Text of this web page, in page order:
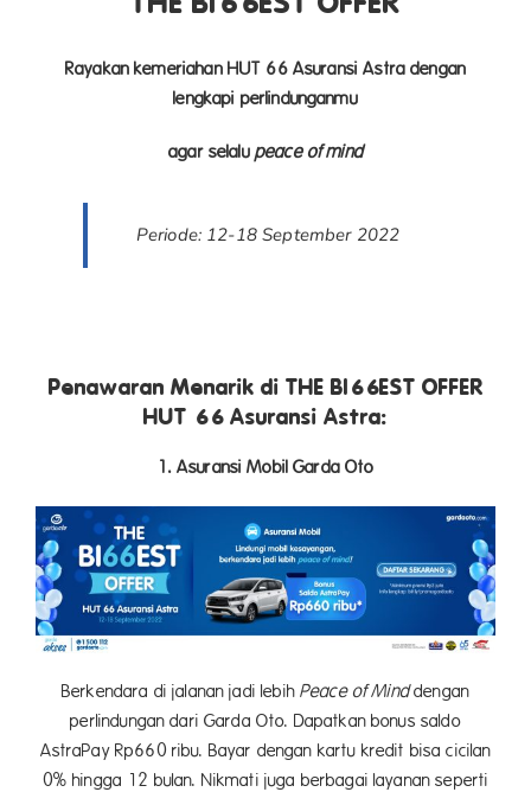
Rayakan kemeriahan HUT 66 Asuransi Astra dengan
lengkapi perlindunganmu
agar selalu peace of mind
Periode: 12-18 September 2022
Penawaran Menarik di THE BI66EST OFFER
HUT 66 Asuransi Astra:
1. Asuransi Mobil Garda Oto
Berkendara di jalanan jadi lebih Peace of Minddengan
perlindungan dari Garda Oto. Dapatkan bonus saldo
AstraPay Rp660 ribu. Bayar dengan kartu kredit bisa cicilan
0% hingga 12 bulan. Nikmati juga berbagai layanan seperti